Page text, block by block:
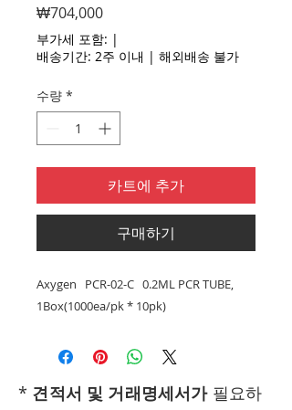
₩704,000가
격
부가세 포함: |
배송기간: 2주 이내 | 해외배송 불가
수량 *
카트에 추가
구매하기
Axygen PCR-02-C 0.2ML PCR TUBE,
1Box(1000ea/pk * 10pk)
* 견적서 및 거래명세서가필요하